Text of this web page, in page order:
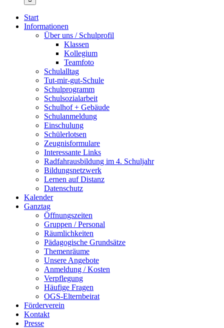
Start
Informationen
Über uns / Schulprofil
Klassen
Kollegium
Teamfoto
Schulalltag
Tut-mir-gut-Schule
Schulprogramm
Schulsozialarbeit
Schulhof + Gebäude
Schulanmeldung
Einschulung
Schülerlotsen
Zeugnisformulare
Interessante Links
Radfahrausbildung im 4. Schuljahr
Bildungsnetzwerk
Lernen auf Distanz
Datenschutz
Kalender
Ganztag
Öffnungszeiten
Gruppen / Personal
Räumlichkeiten
Pädagogische Grundsätze
Themenräume
Unsere Angebote
Anmeldung / Kosten
Verpflegung
Häufige Fragen
OGS-Elternbeirat
Förderverein
Kontakt
Presse